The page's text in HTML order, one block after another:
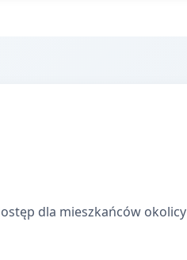
dla mieszkańców okolicy